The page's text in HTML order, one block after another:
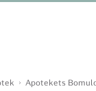
Apotekets